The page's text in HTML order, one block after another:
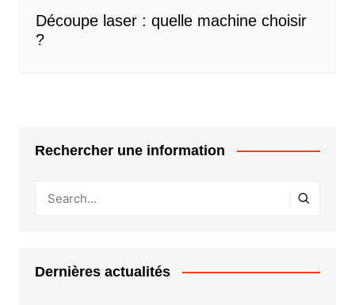
Découpe laser : quelle machine choisir
?
Rechercher une information
Dernières actualités